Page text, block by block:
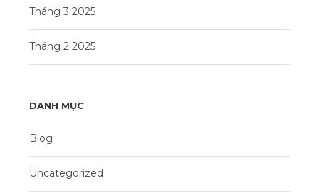
Tháng 3 2025
Tháng 2 2025
DANH MỤC
Blog
Uncategorized